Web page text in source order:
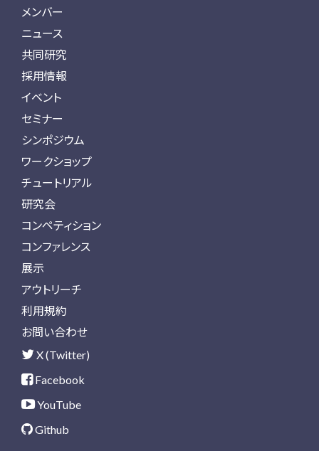
メンバー
ニュース
共同研究
採用情報
イベント
セミナー
シンポジウム
ワークショップ
チュートリアル
研究会
コンペティション
コンファレンス
展示
アウトリーチ
利用規約
お問い合わせ
X (Twitter)
Facebook
YouTube
Github